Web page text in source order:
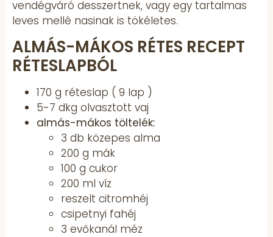
vendégváró desszertnek, vagy egy tartalmas
leves mellé nasinak is tökéletes.
ALMÁS-MÁKOS RÉTES RECEPT
RÉTESLAPBÓL
170 g réteslap ( 9 lap )
5-7 dkg olvasztott vaj
almás-mákos töltelék:
3 db közepes alma
200 g mák
100 g cukor
200 ml víz
reszelt citromhéj
csipetnyi fahéj
3 evőkanál méz